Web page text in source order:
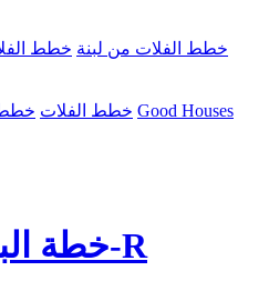
خطط الفلات من لبنة خطط
خطط الفلات خطط Good Houses
خطة البيت 245-002-R